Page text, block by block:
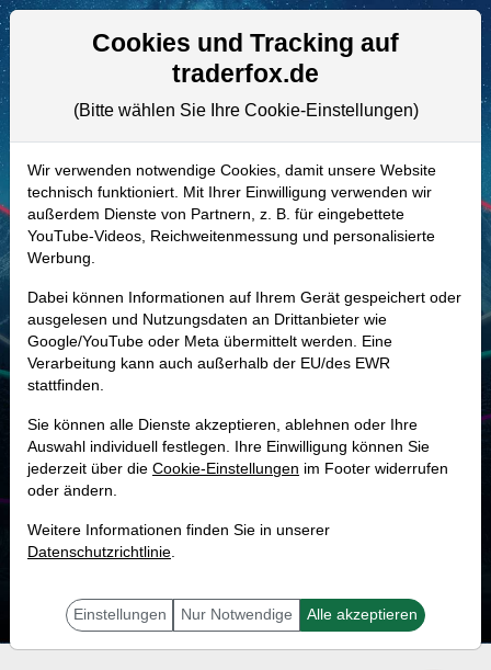
Aktien- und Artikelsuche
882295 | TRMB–Trimble Aktie
Realtime-Aktienkurs:
-
-
Marktkapitalisierung 13,64 Mrd. USD
Unternehmenswert 14,82 Mrd. USD
MONKEY-TRADER INDIKATOR
13.3 %
Mit 13.3 % Wahrscheinlichkeit wird selbst der unglücklichst agierende Trader
Cookies und Tracking auf
traderfox.de
(Bitte wählen Sie Ihre Cookie-Einstellungen)
Wir verwenden notwendige Cookies, damit unsere Website
technisch funktioniert. Mit Ihrer Einwilligung verwenden wir
außerdem Dienste von Partnern, z. B. für eingebettete
YouTube-Videos, Reichweitenmessung und personalisierte
Werbung.
Dabei können Informationen auf Ihrem Gerät gespeichert oder
ausgelesen und Nutzungsdaten an Drittanbieter wie
Google/YouTube oder Meta übermittelt werden. Eine
Verarbeitung kann auch außerhalb der EU/des EWR
stattfinden.
Sie können alle Dienste akzeptieren, ablehnen oder Ihre
Auswahl individuell festlegen. Ihre Einwilligung können Sie
jederzeit über die Cookie-Einstellungen im Footer widerrufen
oder ändern.
Weitere Informationen finden Sie in unserer
Datenschutzrichtlinie.
Einstellungen Nur Notwendige Alle akzeptieren